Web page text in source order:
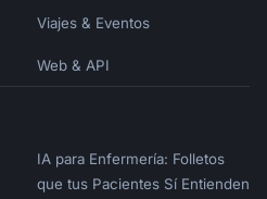
Viajes & Eventos
Web & API
IA para Enfermería: Folletos
que tus Pacientes Sí Entienden